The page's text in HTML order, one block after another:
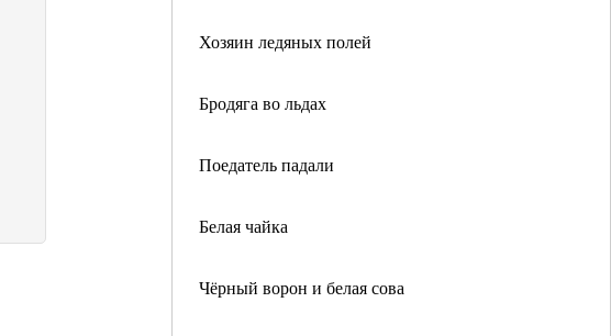
Хозяин ледяных полей
Бродяга во льдах
Поедатель падали
Белая чайка
Чёрный ворон и белая сова